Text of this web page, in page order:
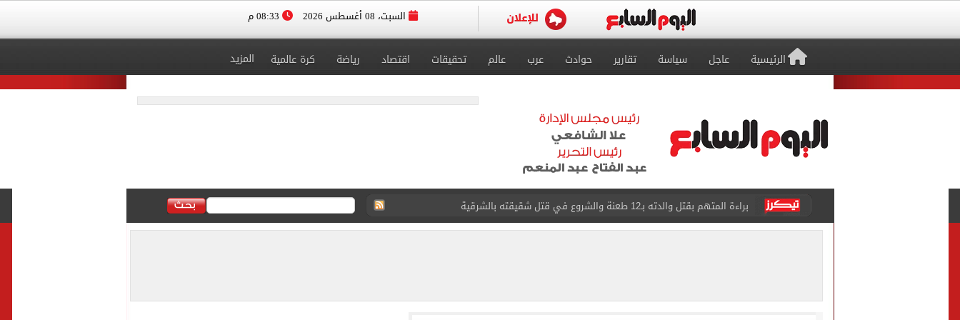
السبت، 08 أغسطس 2026
الرئيسية عاجل سياسة تقارير حوادث عرب عالم تحقيقات اقتصاد رياضة كرة عالمية المزيد
بيتسو موسيماني مديرا فنيا لمنتخب جنوب أفريقيا
كل شيء يبدأ من العقل.. رسالة غامضة من عبد الله السعيد بعد غيابه عن الزمالك
تقارير: الأهلى يضع اللمسات الأخيرة على صفقة جوردان مينديز